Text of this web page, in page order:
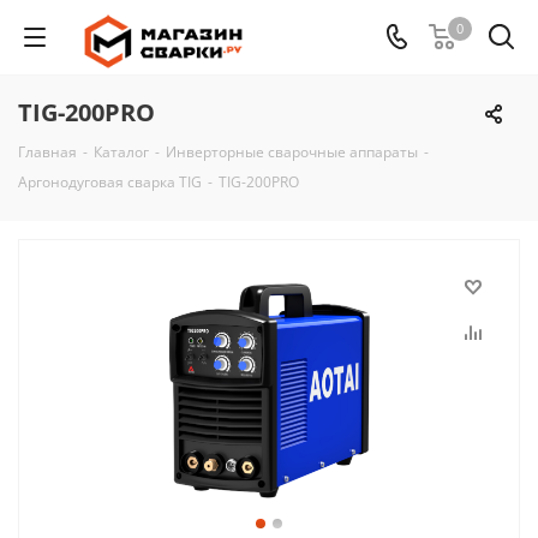
0
TIG-200PRO
Главная - Каталог - Инверторные сварочные аппараты -
Аргонодуговая сварка TIG - TIG-200PRO